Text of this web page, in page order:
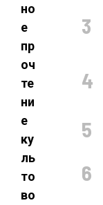
но
е
пр
оч
те
ни
е
ку
ль
то
во